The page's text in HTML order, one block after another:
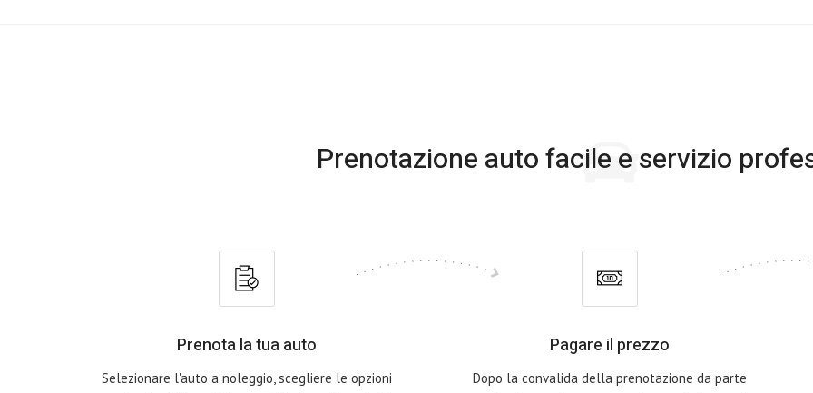
Prenotazione auto facile e servizio
Prenota la tua auto
Selezionare l'auto a noleggio, scegliere le opzioni
Pagare il prezzo
Dopo la convalida della prenotazione da parte